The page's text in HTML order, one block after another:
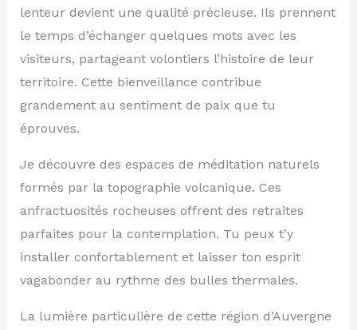
lenteur devient une qualité précieuse. Ils prennent
le temps d’échanger quelques mots avec les
visiteurs, partageant volontiers l’histoire de leur
territoire. Cette bienveillance contribue
grandement au sentiment de paix que tu
éprouves.
Je découvre des espaces de méditation naturels
formés par la topographie volcanique. Ces
anfractuosités rocheuses offrent des retraites
parfaites pour la contemplation. Tu peux t’y
installer confortablement et laisser ton esprit
vagabonder au rythme des bulles thermales.
La lumière particulière de cette région d’Auvergne